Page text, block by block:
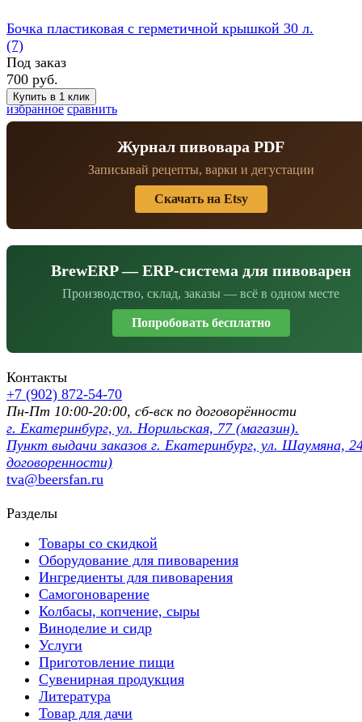
избранное сравнить
Бочка пластиковая с герметичной крышкой 30 л.
(7)
Под заказ
700 руб.
Журнал пивовара PDF
Записывай рецепты, варки и дегустации
Скачать на Etsy
BrewERP — ERP-система для пивоварен
Производство, склад, заказы — всё в одном месте
Попробовать бесплатно
Контакты
+7 (902) 872-54-70
Пн-Пт 10:00-20:00, сб-вск по договорённости
г. Екатеринбург, ул. Норильская, 77 (магазин).
Пункт выдачи заказов г. Екатеринбург, ул. Шаумяна,
договоренности)
tva@beersfan.ru
Разделы
Товары со скидкой
Оборудование для пивоварения
Ингредиенты для пивоварения
Самогоноварение
Колбасы, копчение, сыры
Виноделие и сидр
Услуги
Приготовление пищи
Сувенирная продукция
Литература
Товар для дачи